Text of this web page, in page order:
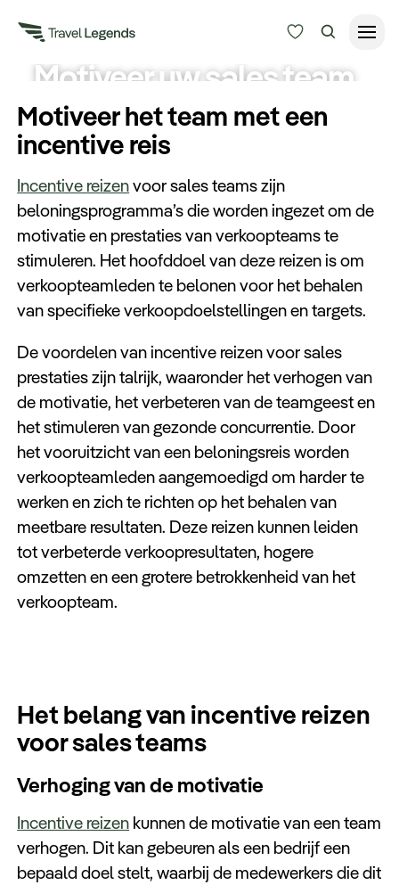
Alle bestemmingen
Type reizen
Bedrijfsreizen
Inspiratie
Over ons
Keuzehulp
Budget
Motiveer uw sales team
met een incentive
Motiveer het team met een
incentive reis
Incentive reizenvoor sales teams zijn
beloningsprogramma’s die worden ingezet om de
motivatie en prestaties van verkoopteams te
stimuleren. Het hoofddoel van deze reizen is om
verkoopteamleden te belonen voor het behalen
van specifieke verkoopdoelstellingen en targets.
De voordelen van incentive reizen voor sales
prestaties zijn talrijk, waaronder het verhogen van
de motivatie, het verbeteren van de teamgeest en
het stimuleren van gezonde concurrentie. Door
het vooruitzicht van een beloningsreis worden
verkoopteamleden aangemoedigd om harder te
werken en zich te richten op het behalen van
meetbare resultaten. Deze reizen kunnen leiden
tot verbeterde verkoopresultaten, hogere
omzetten en een grotere betrokkenheid van het
verkoopteam.
Het belang van incentive reizen
voor sales teams
Verhoging van de motivatie
Incentive reizen kunnen de motivatie van een team
verhogen. Dit kan gebeuren als een bedrijf een
bepaald doel stelt, waarbij de medewerkers die dit